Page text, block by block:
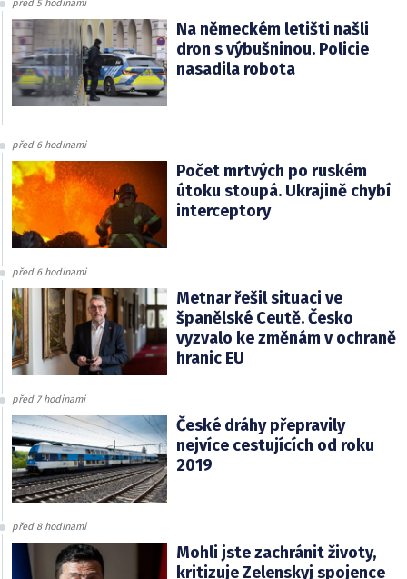
před 5 hodinami
Na německém letišti našli
dron s výbušninou. Policie
nasadila robota
před 6 hodinami
Počet mrtvých po ruském
útoku stoupá. Ukrajině chybí
interceptory
před 6 hodinami
Metnar řešil situaci ve
španělské Ceutě. Česko
vyzvalo ke změnám v ochraně
hranic EU
před 7 hodinami
České dráhy přepravily
nejvíce cestujících od roku
2019
před 8 hodinami
Mohli jste zachránit životy,
kritizuje Zelenskyj spojence